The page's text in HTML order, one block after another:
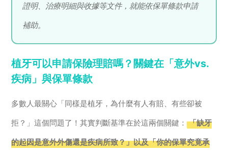
證明、治療明細與收據等文件，就能依保單條款申請
補助。
植牙可以申請保險理賠嗎？關鍵在「意外vs.
疾病」與保單條款
多數人最關心「同樣是植牙，為什麼有人有賠、有些卻被
拒？」這個問題了！其實判斷基準在於這兩個關鍵： 「缺牙
的起因是意外外傷還是疾病所致？」以及「你的保單究竟承